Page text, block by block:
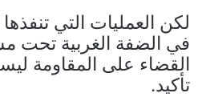
لكن العمليات التي تنفذها
في الضفة الغربية تحت
القضاء على المقاومة
تأكيد.